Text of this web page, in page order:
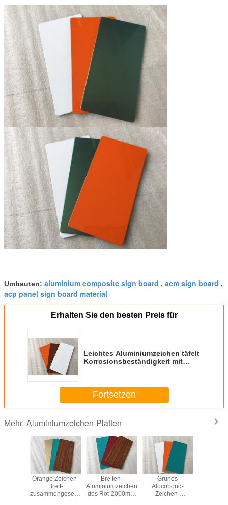
Umbauten: aluminium composite sign board , acm sign board ,
acp panel sign board material
Erhalten Sie den besten Preis für
Leichtes Aluminiumzeichen täfelt
Korrosionsbeständigkeit mit
Fortsetzen
Mehr Aluminiumzeichen-Platten
Orange Zeichen-
Brett-
zusammengesetztes
Breiten-
Aluminiumzeichen
des Rot-2000mm
Grünes
Alucobond-
Zeichen-